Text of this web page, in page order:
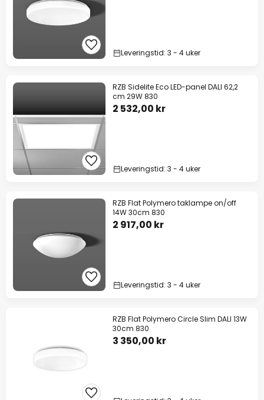
Leveringstid: 3 - 4 uker
RZB Sidelite Eco LED-panel DALI 62,2
cm 29W 830
2 532,00 kr
Leveringstid: 3 - 4 uker
RZB Flat Polymero taklampe on/off
14W 30cm 830
2 917,00 kr
Leveringstid: 3 - 4 uker
RZB Flat Polymero Circle Slim DALI 13W
30cm 830
3 350,00 kr